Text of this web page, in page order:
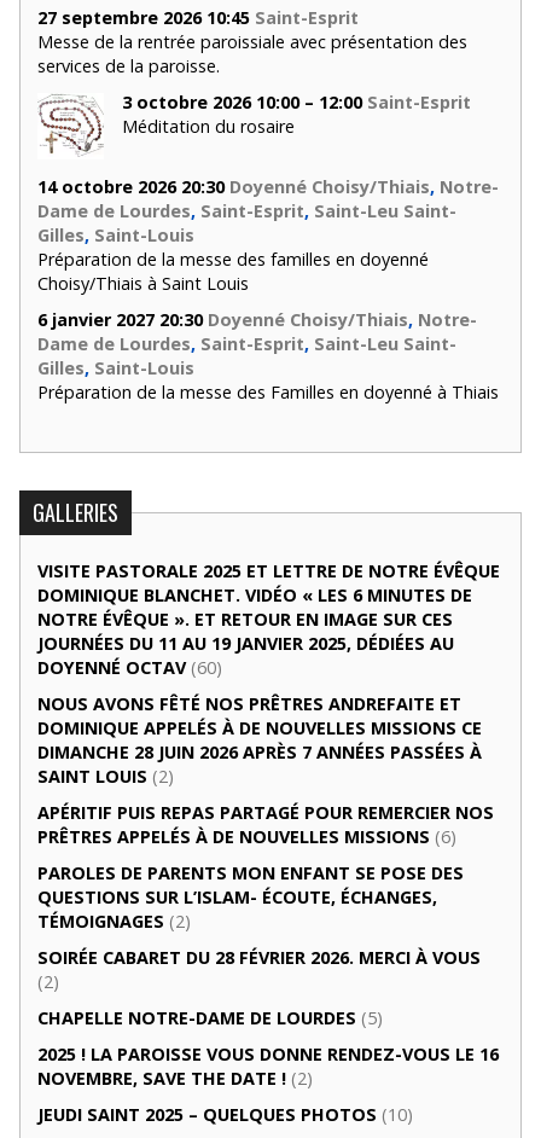
27 septembre 2026 10:45 Saint-Esprit
Messe de la rentrée paroissiale avec présentation des
services de la paroisse.
3 octobre 2026 10:00 – 12:00 Saint-Esprit
Méditation du rosaire
14 octobre 2026 20:30 Doyenné Choisy/Thiais, Notre-
Dame de Lourdes, Saint-Esprit, Saint-Leu Saint-
Gilles, Saint-Louis
Préparation de la messe des familles en doyenné
Choisy/Thiais à Saint Louis
6 janvier 2027 20:30 Doyenné Choisy/Thiais, Notre-
Dame de Lourdes, Saint-Esprit, Saint-Leu Saint-
Gilles, Saint-Louis
Préparation de la messe des Familles en doyenné à Thiais
GALLERIES
VISITE PASTORALE 2025 ET LETTRE DE NOTRE ÉVÊQUE
DOMINIQUE BLANCHET. VIDÉO « LES 6 MINUTES DE
NOTRE ÉVÊQUE ». ET RETOUR EN IMAGE SUR CES
JOURNÉES DU 11 AU 19 JANVIER 2025, DÉDIÉES AU
DOYENNÉ OCTAV (60)
NOUS AVONS FÊTÉ NOS PRÊTRES ANDREFAITE ET
DOMINIQUE APPELÉS À DE NOUVELLES MISSIONS CE
DIMANCHE 28 JUIN 2026 APRÈS 7 ANNÉES PASSÉES À
SAINT LOUIS (2)
APÉRITIF PUIS REPAS PARTAGÉ POUR REMERCIER NOS
PRÊTRES APPELÉS À DE NOUVELLES MISSIONS (6)
PAROLES DE PARENTS MON ENFANT SE POSE DES
QUESTIONS SUR L’ISLAM- ÉCOUTE, ÉCHANGES,
TÉMOIGNAGES (2)
SOIRÉE CABARET DU 28 FÉVRIER 2026. MERCI À VOUS
(2)
CHAPELLE NOTRE-DAME DE LOURDES (5)
2025 ! LA PAROISSE VOUS DONNE RENDEZ-VOUS LE 16
NOVEMBRE, SAVE THE DATE ! (2)
JEUDI SAINT 2025 – QUELQUES PHOTOS (10)